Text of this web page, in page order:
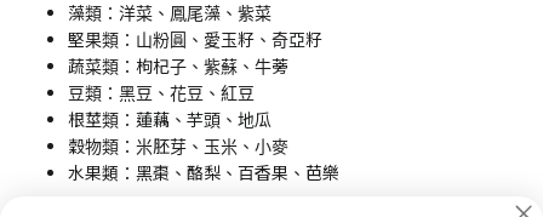
藻類：洋菜、鳳尾藻、紫菜
堅果類：山粉圓、愛玉籽、奇亞籽
蔬菜類：枸杞子、紫蘇、牛蒡
豆類：黑豆、花豆、紅豆
根莖類：蓮藕、芋頭、地瓜
穀物類：米胚芽、玉米、小麥
水果類：黑棗、酪梨、百香果、芭樂